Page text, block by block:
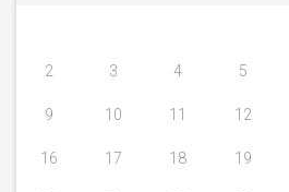
2 3 4 5
9 10 11 12
16 17 18 19